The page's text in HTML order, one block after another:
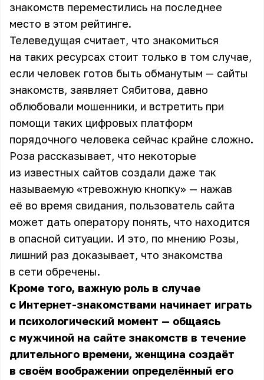
знакомств переместились на последнее
место в этом рейтинге.
Телеведущая считает, что знакомиться
на таких ресурсах стоит только в том случае,
если человек готов быть обманутым — сайты
знакомств, заявляет Сябитова, давно
облюбовали мошенники, и встретить при
помощи таких цифровых платформ
порядочного человека сейчас крайне сложно.
Роза рассказывает, что некоторые
из известных сайтов создали даже так
называемую «тревожную кнопку» — нажав
её во время свидания, пользователь сайта
может дать оператору понять, что находится
в опасной ситуации. И это, по мнению Розы,
лишний раз доказывает, что знакомства
в сети обречены.
Кроме того, важную роль в случае
с Интернет-знакомствами начинает играть
и психологический момент — общаясь
с мужчиной на сайте знакомств в течение
длительного времени, женщина создаёт
в своём воображении определённый его